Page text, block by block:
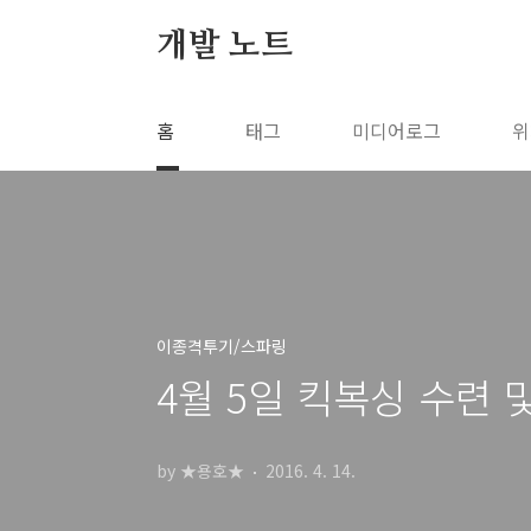
개발 노트
홈 태그 미디어로그
이종격투기/스파링
4월 5일 킥복싱 수련
by ★용호★ 2016. 4. 14.